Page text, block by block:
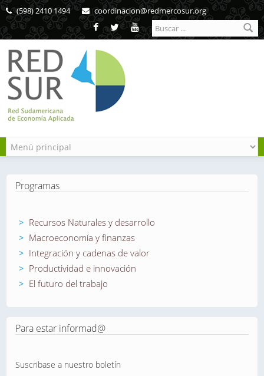
Pasar al contenido principal
(598) 2410 1494 coordinacion@redmercosur.org
Formulario de
búsqueda
Programas
Recursos Naturales y desarrollo
Macroeconomía y finanzas
Integración y cadenas de valor
Productividad e innovación
El futuro del trabajo
Para estar informad@
Suscribase a nuestro boletín